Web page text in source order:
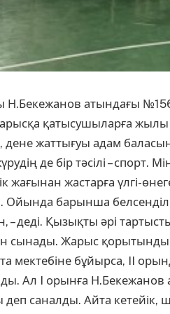
Н.Бекежанов атындағы
қатысушыларға жылы
дене жаттығуы адам
де бір тәсілі –
жағынан жастарға үлгі-
Ойында барынша
– деді. Қызықты әрі
сынады. Жарыс
мектебіне бұйырса, II
Ал I орынға Н.Бекежанов
деп саналды. Айта